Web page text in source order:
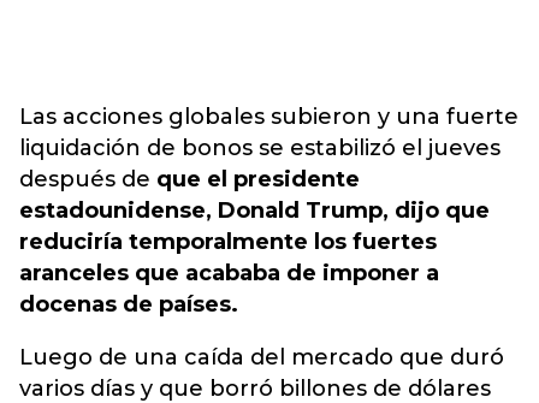
Las acciones globales subieron y una fuerte
liquidación de bonos se estabilizó el jueves
después de que el presidente
estadounidense, Donald Trump, dijo que
reduciría temporalmente los fuertes
aranceles que acababa de imponer a
docenas de países.
Luego de una caída del mercado que duró
varios días y que borró billones de dólares